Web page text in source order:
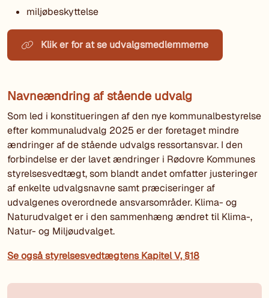
miljøbeskyttelse
Klik er for at se udvalgsmedlemmerne
Navneændring af stående udvalg
Som led i konstitueringen af den nye kommunalbestyrelse
efter kommunaludvalg 2025 er der foretaget mindre
ændringer af de stående udvalgs ressortansvar. I den
forbindelse er der lavet ændringer i Rødovre Kommunes
styrelsesvedtægt, som blandt andet omfatter justeringer
af enkelte udvalgsnavne samt præciseringer af
udvalgenes overordnede ansvarsområder. Klima- og
Naturudvalget er i den sammenhæng ændret til Klima-,
Natur- og Miljøudvalget.
Se også styrelsesvedtægtens Kapitel V, §18